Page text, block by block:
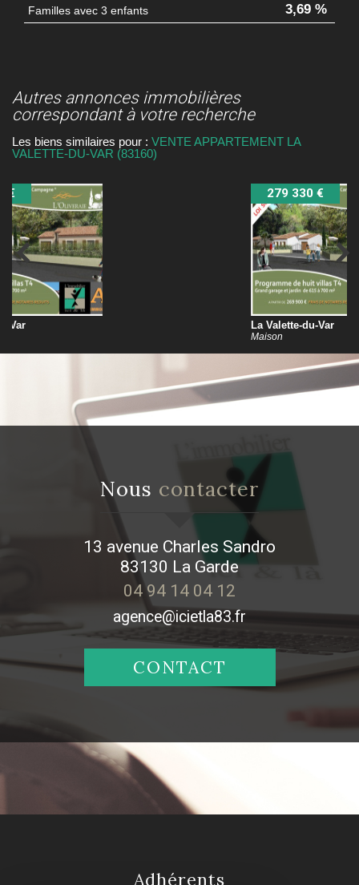
Familles avec 3 enfants 3,69 %
autres annonces immobilières
correspondant à votre recherche
Les biens similaires pour : VENTE APPARTEMENT LA
VALETTE-DU-VAR (83160)
nous contacter
13 avenue Charles Sandro
83130 La Garde
04 94 14 04 12
agence@icietla83.fr
CONTACT
adhérents